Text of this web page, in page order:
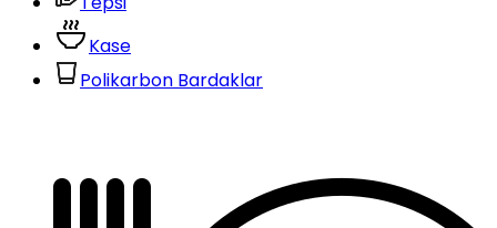
Kase
Polikarbon Bardaklar